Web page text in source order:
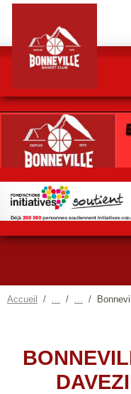
Accueil